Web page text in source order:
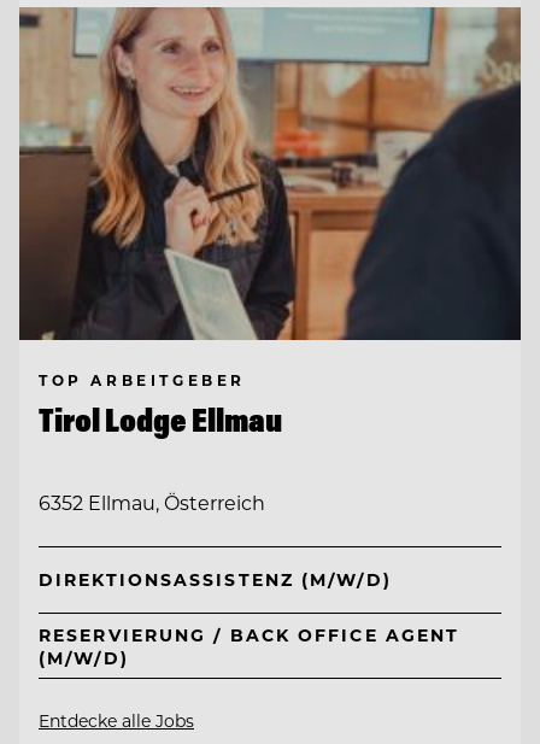
TOP ARBEITGEBER
Tirol Lodge Ellmau
6352 Ellmau, Österreich
DIREKTIONSASSISTENZ (M/W/D)
RESERVIERUNG / BACK OFFICE AGENT
(M/W/D)
Entdecke alle Jobs